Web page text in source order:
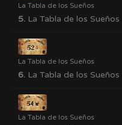
La Tabla de los Sueños
5. La Tabla de los
La Tabla de los Sueños
6. La Tabla de los
La Tabla de los Sueños